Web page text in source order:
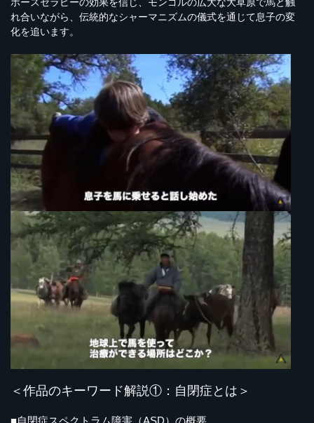
ホースセラピーの効果を信じ、モンゴルの広大な大草原で馬と触
れ合いながら、伝統的なシャーマニズムの儀式を通じて息子の変
化を追います。
＜作品のキーワード解説①：自閉症とは＞
■自閉症スペクトラム障害（ASD）の概要